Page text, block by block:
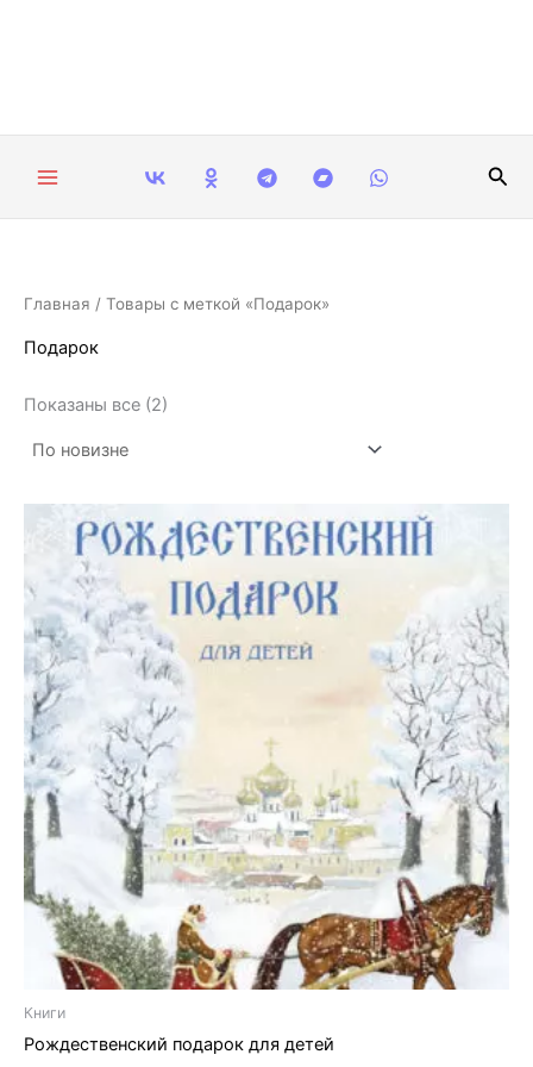
Главная / Товары с меткой «Подарок»
Подарок
Показаны все (2)
Книги
Рождественский подарок для детей